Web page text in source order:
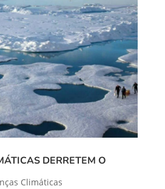
DERRETEM O
Climáticas